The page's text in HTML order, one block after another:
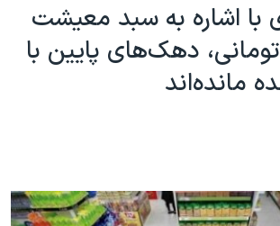
تلویزیونی
با اشاره به سبد معیشت
تومانی، دهک‌های پایین با
مانده‌اند